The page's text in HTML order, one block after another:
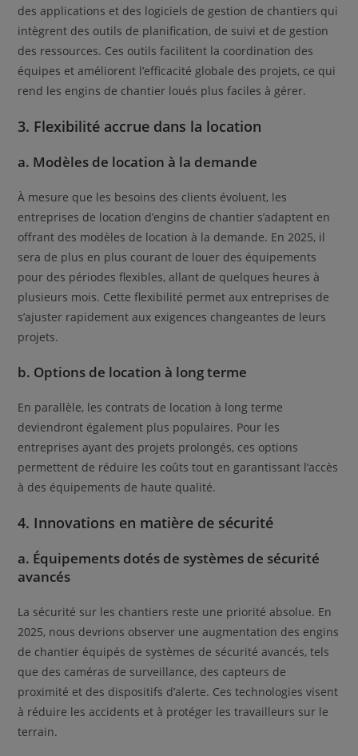
des applications et des logiciels de gestion de chantiers qui
intègrent des outils de planification, de suivi et de gestion
des ressources. Ces outils facilitent la coordination des
équipes et améliorent l’efficacité globale des projets, ce qui
rend les engins de chantier loués plus faciles à gérer.
3. Flexibilité accrue dans la location
a. Modèles de location à la demande
À mesure que les besoins des clients évoluent, les
entreprises de location d’engins de chantier s’adaptent en
offrant des modèles de location à la demande. En 2025, il
sera de plus en plus courant de louer des équipements
pour des périodes flexibles, allant de quelques heures à
plusieurs mois. Cette flexibilité permet aux entreprises de
s’ajuster rapidement aux exigences changeantes de leurs
projets.
b. Options de location à long terme
En parallèle, les contrats de location à long terme
deviendront également plus populaires. Pour les
entreprises ayant des projets prolongés, ces options
permettent de réduire les coûts tout en garantissant l’accès
à des équipements de haute qualité.
4. Innovations en matière de sécurité
a. Équipements dotés de systèmes de sécurité
avancés
La sécurité sur les chantiers reste une priorité absolue. En
2025, nous devrions observer une augmentation des engins
de chantier équipés de systèmes de sécurité avancés, tels
que des caméras de surveillance, des capteurs de
proximité et des dispositifs d’alerte. Ces technologies visent
à réduire les accidents et à protéger les travailleurs sur le
terrain.